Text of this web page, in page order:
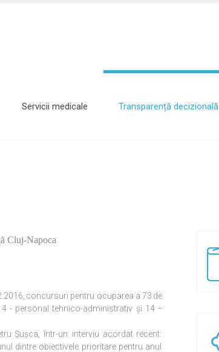
Servicii medicale Transparență decizională
Cluj-Napoca
concursuri pentru ocuparea a 73 de
4 - personal tehnico-administrativ și 14 –
Șușca, într-un interviu acordat recent:
dintre obiectivele prioritare pentru anul